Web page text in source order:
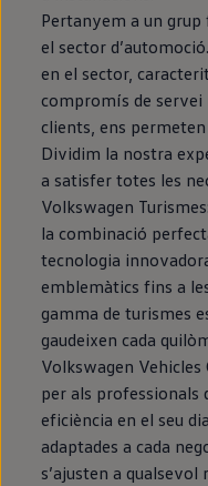
Pertanyem a un
el sector
en el sector,
compromís de
clients, ens
Dividim la nostra
a satisfer totes les
Volkswagen
la combinació
tecnologia
emblemàtics fins a
gamma de turismes
gaudeixen cada
Volkswagen
per als professionals
eficiència en el seu
adaptades a cada
s’ajusten a qualsevol